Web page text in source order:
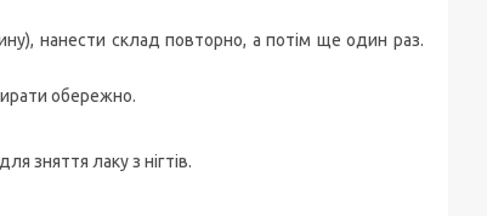
нанести склад повторно, а потім ще один раз.
обережно.
зняття лаку з нігтів.